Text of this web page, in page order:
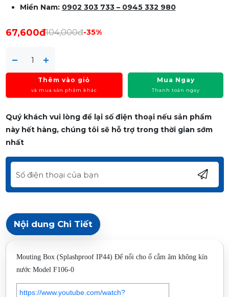
Miền Nam: 0902 303 733 – 0945 332 980
67,600đ104,000đ-35%
Thêm vào giỏ
và mua sản phẩm khác
Mua Ngay
Thanh toán ngay
Quý khách vui lòng để lại số điện thoại nếu sản phẩm
này hết hàng, chúng tôi sẽ hỗ trợ trong thời gian sớm
nhất
Nội dung Chi Tiết
Mouting Box (Splashproof IP44) Đế nổi cho ổ cắm âm không kín
nước Model F106-0
https://www.youtube.com/watch?